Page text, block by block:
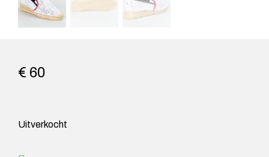
€ 60
Uitverkocht